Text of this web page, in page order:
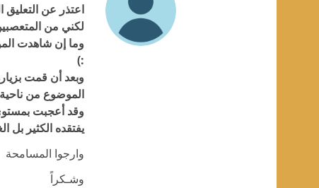
اعتذر عن التعليق
لكني من
وما إن شاهدت
:)
وبعد أن قمت
الموضوع من
وقد أعجبت
يفتقده الكثير بل
وارجوا المسامحة
وشـكراً